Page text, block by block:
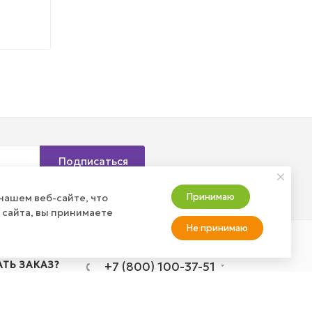
Подписаться
ЗАКАЗ? +7 (800) 100-37-51
веб-сайте, что
вы принимаете
Принимаю
Не принимаю